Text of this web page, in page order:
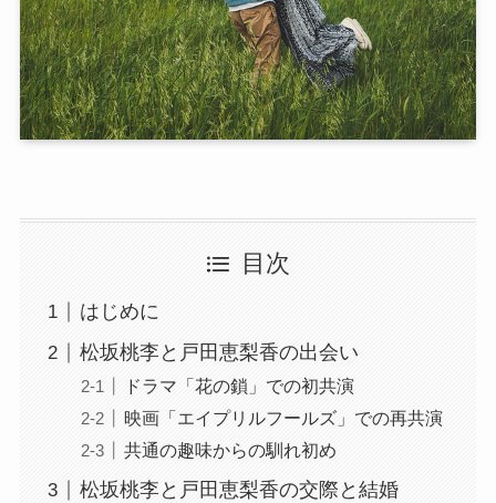
目次
はじめに
松坂桃李と戸田恵梨香の出会い
ドラマ「花の鎖」での初共演
映画「エイプリルフールズ」での再共演
共通の趣味からの馴れ初め
松坂桃李と戸田恵梨香の交際と結婚